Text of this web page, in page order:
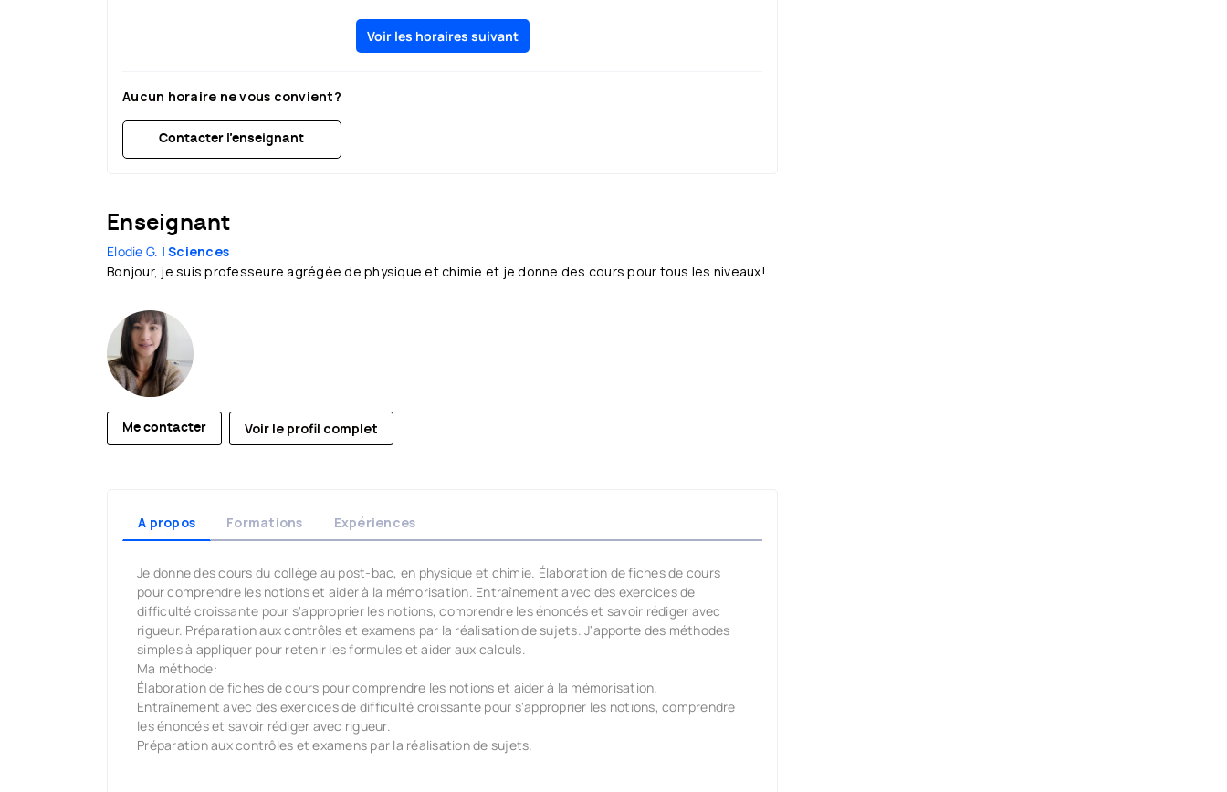
19:30
Voir les horaires suivant
Aucun horaire ne vous convient?
Contacter l’enseignant
Enseignant
Elodie G. | Sciences
Bonjour, je suis professeure agrégée de physique et chimie et je donne des cours pour tous les niveaux!
Me contacter Voir le profil complet
A propos Formations Expériences
Je donne des cours du collège au post-bac, en physique et chimie. Élaboration de fiches de cours
pour comprendre les notions et aider à la mémorisation. Entraînement avec des exercices de
difficulté croissante pour s'approprier les notions, comprendre les énoncés et savoir rédiger avec
rigueur. Préparation aux contrôles et examens par la réalisation de sujets. J'apporte des méthodes
simples à appliquer pour retenir les formules et aider aux calculs.
Ma méthode:
Élaboration de fiches de cours pour comprendre les notions et aider à la mémorisation.
Entraînement avec des exercices de difficulté croissante pour s'approprier les notions, comprendre
les énoncés et savoir rédiger avec rigueur.
Préparation aux contrôles et examens par la réalisation de sujets.